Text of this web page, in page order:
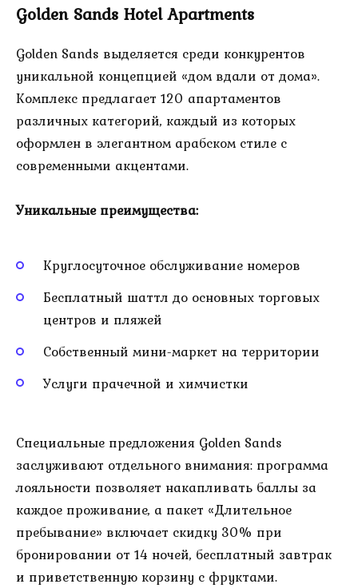
Golden Sands Hotel Apartments
Golden Sands выделяется среди конкурентов
уникальной концепцией «дом вдали от дома».
Комплекс предлагает 120 апартаментов
различных категорий, каждый из которых
оформлен в элегантном арабском стиле с
современными акцентами.
Уникальные преимущества:
Круглосуточное обслуживание номеров
Бесплатный шаттл до основных торговых
центров и пляжей
Собственный мини-маркет на территории
Услуги прачечной и химчистки
Специальные предложения Golden Sands
заслуживают отдельного внимания: программа
лояльности позволяет накапливать баллы за
каждое проживание, а пакет «Длительное
пребывание» включает скидку 30% при
бронировании от 14 ночей, бесплатный завтрак
и приветственную корзину с фруктами.